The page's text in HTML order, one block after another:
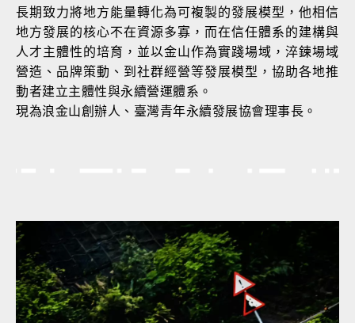
長期致力將地方能量轉化為可複製的發展模型，他相信
地方發展的核心不在資源多寡，而在信任體系的建構與
人才主體性的培育，並以金山作為實踐場域，淬鍊場域
營造、品牌策動、到社群經營等發展模型，協助各地推
動者建立主體性與永續營運體系。
現為浪金山創辦人、臺灣青年永續發展協會理事長。